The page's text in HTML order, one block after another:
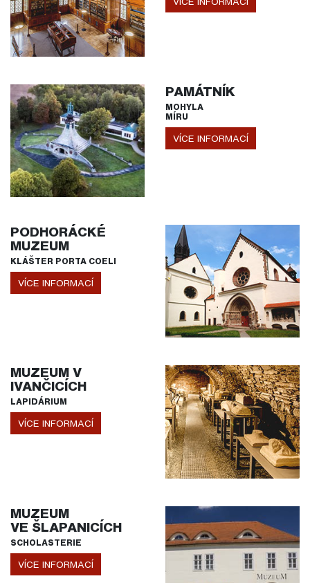
PAMÁTNÍK
MOHYLA
MÍRU
VÍCE INFORMACÍ
PODHORÁCKÉ
MUZEUM
KLÁŠTER PORTA COELI
VÍCE INFORMACÍ
MUZEUM V
IVANČICÍCH
LAPIDÁRIUM
VÍCE INFORMACÍ
MUZEUM
VE ŠLAPANICÍCH
SCHOLASTERIE
VÍCE INFORMACÍ